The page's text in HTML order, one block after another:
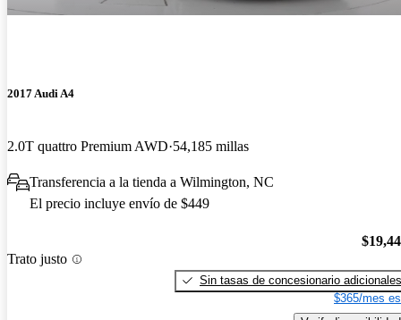
2017 Audi A4
2.0T quattro Premium AWD 54,185 millas
Transferencia a la tienda a Wilmington, NC
El precio incluye envío de $449
Trato justo
Sin tasas de concesionario adicionales
$365/mes